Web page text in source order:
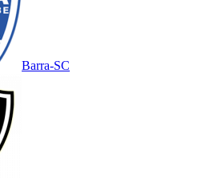
Barra-SC